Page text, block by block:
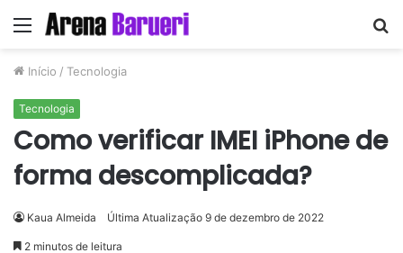
Menu
Início / Tecnologia
Tecnologia
Como verificar IMEI iPhone de
forma descomplicada?
Kaua Almeida Última Atualização 9 de dezembro de 2022
2 minutos de leitura